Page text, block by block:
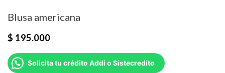
Blusa americana
$ 195.000
Solicita tu crédito Addi o Sistecredito